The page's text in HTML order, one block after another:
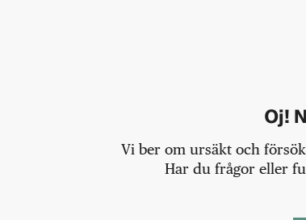
Oj!
Vi ber om ursäkt och
Har du frågor eller